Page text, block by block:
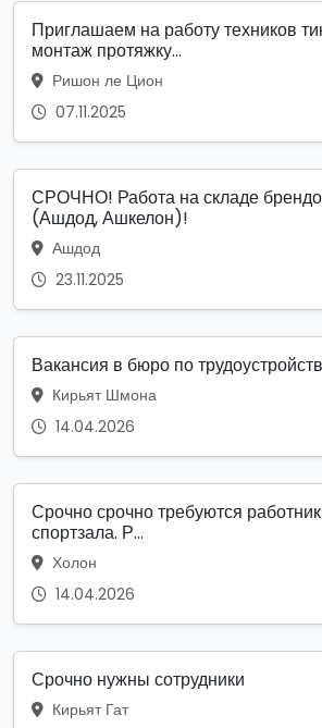
Приглашаем на работу техников
монтаж протяжку...
Ришон ле Цион
07.11.2025
СРОЧНО! Работа на складе
(Ашдод, Ашкелон)!
Ашдод
23.11.2025
Вакансия в бюро по
Кирьят Шмона
14.04.2026
Срочно срочно требуются
спортзала. Р...
Холон
14.04.2026
Срочно нужны сотрудники
Кирьят Гат